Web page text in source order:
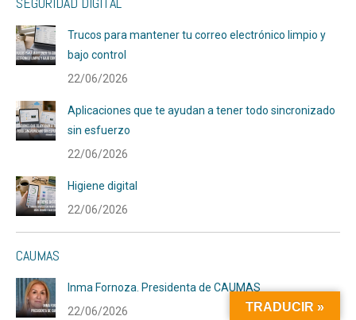
Trucos para mantener tu correo electrónico limpio y
bajo control
22/06/2026
Aplicaciones que te ayudan a tener todo sincronizado
sin esfuerzo
22/06/2026
Higiene digital
22/06/2026
CAUMAS
Inma Fornoza. Presidenta de CAUMAS
22/06/2026
TRADUCIR »